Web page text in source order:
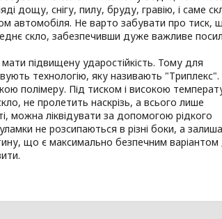
дощу, снігу, пилу, бруду, гравію, і саме
автомобіля. Не варто забувати про тиск,
скло, забезпечивши дуже важливе
підвищену ударостійкість. Тому для
технологію, яку називають
полімеру. Під тиском і високою
не пролетить наскрізь, а всього лише
можна ліквідувати за допомогою рідкого
не розсипаються в різні боки, а
що є максимально безпечним варіантом